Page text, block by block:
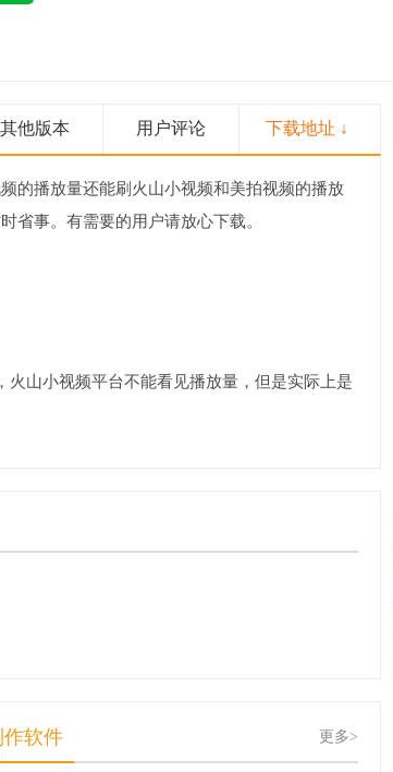
其他版本 用户评论 下载地址 ↓
的播放量还能刷火山小视频和美拍视频的播放
省事。有需要的用户请放心下载。
山小视频平台不能看见播放量，但是实际上是
软件 更多>